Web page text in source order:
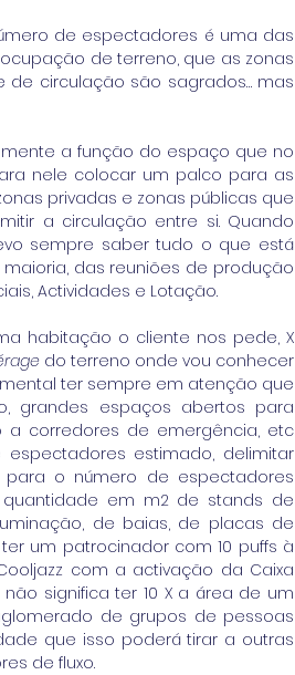
de espectadores é uma das
de terreno, que as zonas
circulação são sagrados… mas
a função do espaço que no
nele colocar um palco para as
privadas e zonas públicas que
a circulação entre si. Quando
sempre saber tudo o que está
das reuniões de produção
Actividades e Lotação.
habitação o cliente nos pede, X
do terreno onde vou conhecer
ter sempre em atenção que
grandes espaços abertos para
a corredores de emergência, etc
estimado, delimitar
o número de espectadores
em m2 de stands de
de baias, de placas de
um patrocinador com 10 puffs à
com a activação da Caixa
significa ter 10 X a área de um
de grupos de pessoas
que isso poderá tirar a outras
de fluxo.